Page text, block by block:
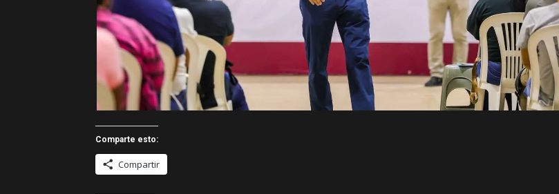
Comparte esto:
Compartir